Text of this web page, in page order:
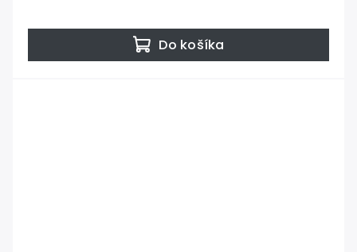
Do košíka